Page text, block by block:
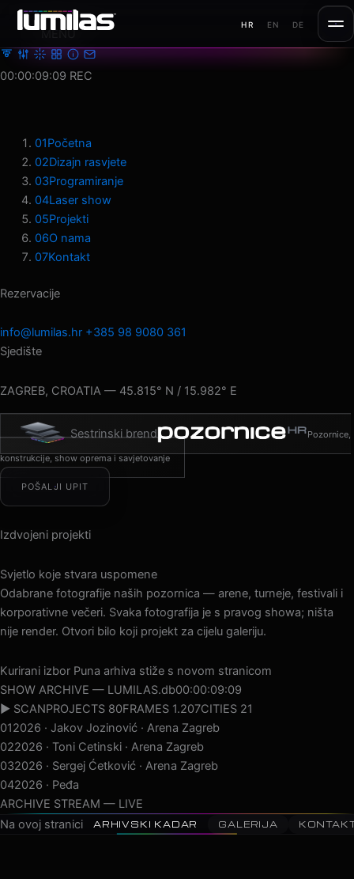
Preskoči
sadržaj
MENU
00:00:11:22 REC
HR EN DE
01Početna
02Dizajn rasvjete
03Programiranje
04Laser show
05Projekti
06O nama
07Kontakt
Rezervacije
info@lumilas.hr +385 98 9080 361
Sjedište
ZAGREB, CROATIA — 45.815° N / 15.982° E
Sestrinski brend Pozornice,
konstrukcije, show oprema i savjetovanje
POŠALJI UPIT
Izdvojeni projekti
Svjetlo koje stvara uspomene
Odabrane fotografije naših pozornica — arene, turneje, festivali i
korporativne večeri. Svaka fotografija je s pravog showa; ništa
nije render. Otvori bilo koji projekt za cijelu galeriju.
Kurirani izbor Puna arhiva stiže s novom stranicom
SHOW ARCHIVE — LUMILAS.db00:00:11:22
▶ SCANPROJECTS 80FRAMES 1.207CITIES 21
012026 · Jakov Jozinović · Arena Zagreb
022026 · Toni Cetinski · Arena Zagreb
032026 · Sergej Ćetković · Arena Zagreb
042026 · Peđa Jovanović · Arena Zagreb
052026 · MegaDance Party 2 · Arena Zagreb
ARCHIVE STREAM — LIVE